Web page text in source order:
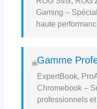
Gaming –
haute
Gamme
ExpertBook,
Chromebook –
professionnels